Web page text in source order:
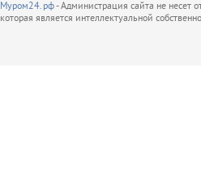
Муром24.рф- Администрация сайта не несет
которая является интеллектуальной